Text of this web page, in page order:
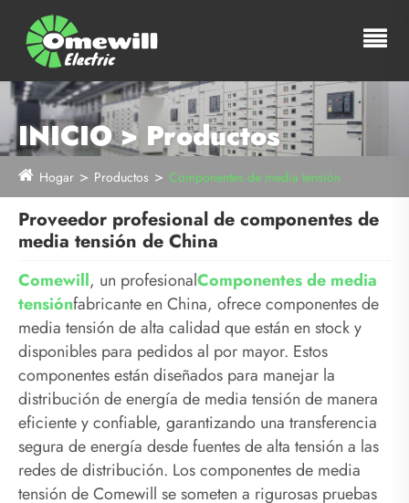
INICIO > Productos
Hogar Productos Componentes de media tensión
Proveedor profesional de componentes de
media tensión de China
Comewill, un profesionalComponentes de media
tensiónfabricante en China, ofrece componentes de
media tensión de alta calidad que están en stock y
disponibles para pedidos al por mayor. Estos
componentes están diseñados para manejar la
distribución de energía de media tensión de manera
eficiente y confiable, garantizando una transferencia
segura de energía desde fuentes de alta tensión a las
redes de distribución. Los componentes de media
tensión de Comewill se someten a rigurosas pruebas